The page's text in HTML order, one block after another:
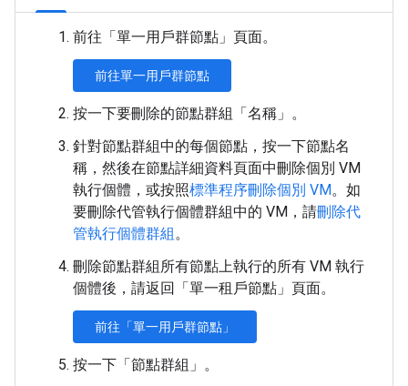
前往「單一用戶群節點」 頁面。
前往單一用戶群節點
按一下要刪除的節點群組「名稱」 。
針對節點群組中的每個節點，按一下節點名
稱，然後在節點詳細資料頁面中刪除個別 VM
執行個體，或按照標準程序刪除個別 VM。如
要刪除代管執行個體群組中的 VM，請刪除代
管執行個體群組。
刪除節點群組所有節點上執行的所有 VM 執行
個體後，請返回「單一租戶節點」 頁面。
前往「單一用戶群節點」
按一下「節點群組」 。